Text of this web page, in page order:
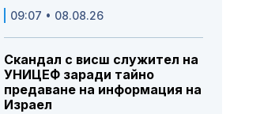
09:07 • 08.08.26
Скандал с висш служител на
УНИЦЕФ заради тайно
предаване на информация на
Израел